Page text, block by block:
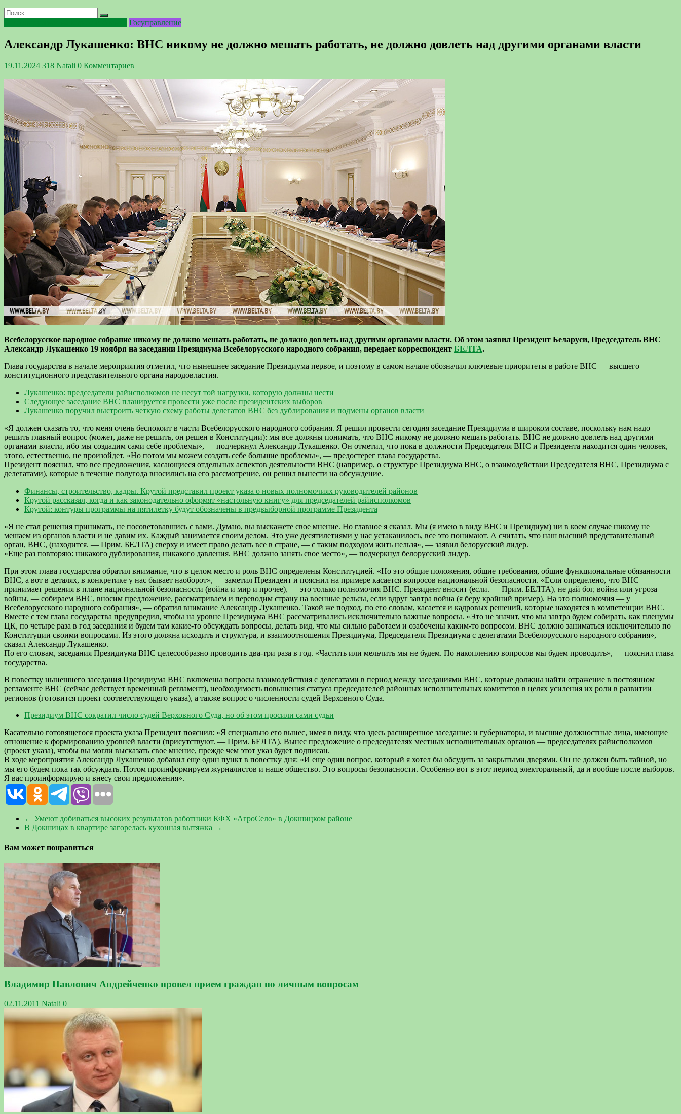
Госуправление
Александр Лукашенко: ВНС никому не должно мешать работать, не должно довлеть над другими органами власти
19.11.2024 318 Natali 0 Комментариев
Всебелорусское народное собрание никому не должно мешать работать, не должно довлеть над другими органами власти. Об этом заявил Президент Беларуси, Председатель ВНС
Александр Лукашенко 19 ноября на заседании Президиума Всебелорусского народного собрания, передает корреспондент БЕЛТА.
Глава государства в начале мероприятия отметил, что нынешнее заседание Президиума первое, и поэтому в самом начале обозначил ключевые приоритеты в работе ВНС — высшего
конституционного представительного органа народовластия.
Лукашенко: председатели райисполкомов не несут той нагрузки, которую должны нести
Следующее заседание ВНС планируется провести уже после президентских выборов
Лукашенко поручил выстроить четкую схему работы делегатов ВНС без дублирования и подмены органов власти
«Я должен сказать то, что меня очень беспокоит в части Всебелорусского народного собрания. Я решил провести сегодня заседание Президиума в широком составе, поскольку нам надо
решить главный вопрос (может, даже не решить, он решен в Конституции): мы все должны понимать, что ВНС никому не должно мешать работать. ВНС не должно довлеть над другими
органами власти, ибо мы создадим сами себе проблемы», — подчеркнул Александр Лукашенко. Он отметил, что пока в должности Председателя ВНС и Президента находится один человек,
этого, естественно, не произойдет. «Но потом мы можем создать себе большие проблемы», — предостерег глава государства.
Президент пояснил, что все предложения, касающиеся отдельных аспектов деятельности ВНС (например, о структуре Президиума ВНС, о взаимодействии Председателя ВНС, Президиума с
делегатами), которые в течение полугода вносились на его рассмотрение, он решил вынести на обсуждение.
Финансы, строительство, кадры. Крутой представил проект указа о новых полномочиях руководителей районов
Крутой рассказал, когда и как законодательно оформят «настольную книгу» для председателей райисполкомов
Крутой: контуры программы на пятилетку будут обозначены в предвыборной программе Президента
«Я не стал решения принимать, не посоветовавшись с вами. Думаю, вы выскажете свое мнение. Но главное я сказал. Мы (я имею в виду ВНС и Президиум) ни в коем случае никому не
мешаем из органов власти и не давим их. Каждый занимается своим делом. Это уже десятилетиями у нас устаканилось, все это понимают. А считать, что наш высший представительный
орган, ВНС, (находится. — Прим. БЕЛТА) сверху и имеет право делать все в стране, — с таким подходом жить нельзя», — заявил белорусский лидер.
«Еще раз повторяю: никакого дублирования, никакого давления. ВНС должно занять свое место», — подчеркнул белорусский лидер.
При этом глава государства обратил внимание, что в целом место и роль ВНС определены Конституцией. «Но это общие положения, общие требования, общие функциональные обязанности
ВНС, а вот в деталях, в конкретике у нас бывает наоборот», — заметил Президент и пояснил на примере касается вопросов национальной безопасности. «Если определено, что ВНС
принимает решения в плане национальной безопасности (война и мир и прочее), — это только полномочия ВНС. Президент вносит (если. — Прим. БЕЛТА), не дай бог, война или угроза
войны, — собираем ВНС, вносим предложение, рассматриваем и переводим страну на военные рельсы, если вдруг завтра война (я беру крайний пример). На это полномочия — у
Всебелорусского народного собрания», — обратил внимание Александр Лукашенко. Такой же подход, по его словам, касается и кадровых решений, которые находятся в компетенции ВНС.
Вместе с тем глава государства предупредил, чтобы на уровне Президиума ВНС рассматривались исключительно важные вопросы. «Это не значит, что мы завтра будем собирать, как пленумы
ЦК, по четыре раза в год заседания и будем там какие-то обсуждать вопросы, делать вид, что мы сильно работаем и озабочены каким-то вопросом. ВНС должно заниматься исключительно по
Конституции своими вопросами. Из этого должна исходить и структура, и взаимоотношения Президиума, Председателя Президиума с делегатами Всебелорусского народного собрания», —
сказал Александр Лукашенко.
По его словам, заседания Президиума ВНС целесообразно проводить два-три раза в год. «Частить или мельчить мы не будем. По накоплению вопросов мы будем проводить», — пояснил глава
государства.
В повестку нынешнего заседания Президиума ВНС включены вопросы взаимодействия с делегатами в период между заседаниями ВНС, которые должны найти отражение в постоянном
регламенте ВНС (сейчас действует временный регламент), необходимость повышения статуса председателей районных исполнительных комитетов в целях усиления их роли в развитии
регионов (готовится проект соответствующего указа), а также вопрос о численности судей Верховного Суда.
Президиум ВНС сократил число судей Верховного Суда, но об этом просили сами судьи
Касательно готовящегося проекта указа Президент пояснил: «Я специально его вынес, имея в виду, что здесь расширенное заседание: и губернаторы, и высшие должностные лица, имеющие
отношение к формированию уровней власти (присутствуют. — Прим. БЕЛТА). Вынес предложение о председателях местных исполнительных органов — председателях райисполкомов
(проект указа), чтобы вы могли высказать свое мнение, прежде чем этот указ будет подписан.
В ходе мероприятия Александр Лукашенко добавил еще один пункт в повестку дня: «И еще один вопрос, который я хотел бы обсудить за закрытыми дверями. Он не должен быть тайной, но
мы его будем пока так обсуждать. Потом проинформируем журналистов и наше общество. Это вопросы безопасности. Особенно вот в этот период электоральный, да и вообще после выборов.
Я вас проинформирую и внесу свои предложения».
← Умеют добиваться высоких результатов работники КФХ «АгроСело» в Докшицком районе
В Докшицах в квартире загорелась кухонная вытяжка →
Вам может понравиться
Владимир Павлович Андрейченко провел прием граждан по личным вопросам
02.11.2011 Natali 0